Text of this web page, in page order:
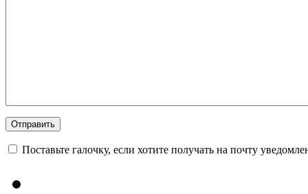
Поставьте галочку, если хотите получать на почту